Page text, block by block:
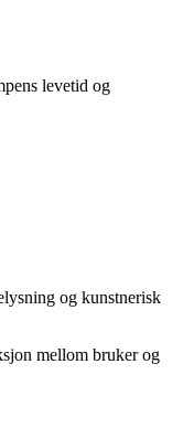
levetid og
og kunstnerisk
mellom bruker og